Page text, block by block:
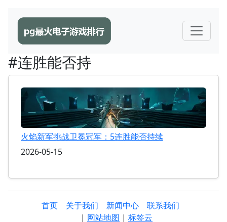
#连胜能否持
火焰新军挑战卫冕冠军：5连胜能否持续
2026-05-15
首页 关于我们 新闻中心
联系我们
| 网站地图 | 标签云